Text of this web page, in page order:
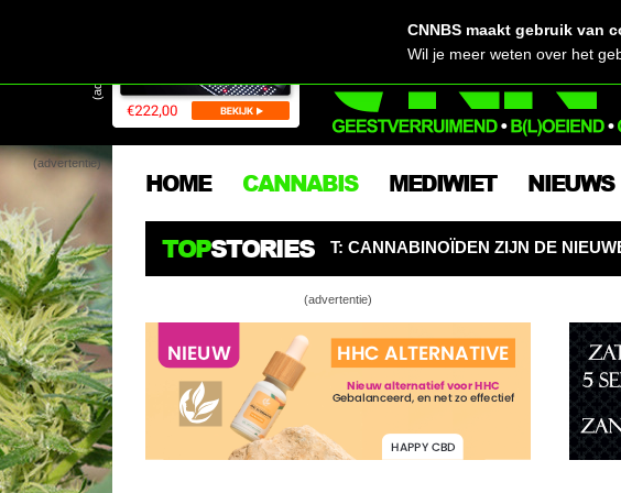
(advertentie)
(advertentie)
HOME CANNABIS MEDIWIET NIEUWS
TOPSTORIES
OPGELET: CANNABINOÏDEN ZIJN DE NIEUWE PESTICIDEN
(advertentie)
Kweekavontuur:
slang voor Sneeze
Een nieuwe
Sneeze toppen
CNNBS maakt gebruik van
Wil je meer weten over het